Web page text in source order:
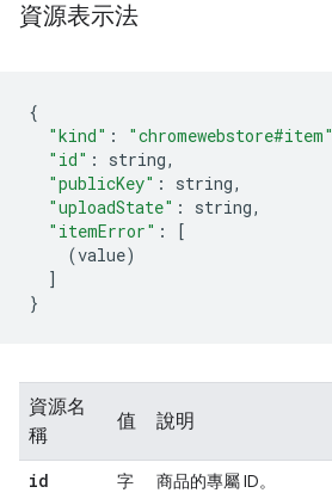
資源表示法
{
"kind" : "chromewebstore#item"
"id" : string,
"publicKey" : string,
"uploadState" : string,
"itemError" :
[
(value)
]
}
資源名
稱
值 說明
id
字
商品的專屬 ID。